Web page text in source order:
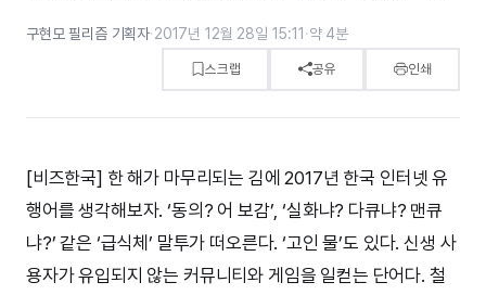
구현모 필리즘 기획자·2017년 12월 28일 15:11 ·약 4분
스크랩 공유 인쇄
[비즈한국] 한 해가 마무리되는 김에 2017년 한국 인터넷 유
행어를 생각해보자. ‘동의? 어 보감’, ‘실화냐? 다큐냐? 맨큐
냐?’ 같은 ‘급식체’ 말투가 떠오른다. ‘고인 물’도 있다. 신생 사
용자가 유입되지 않는 커뮤니티와 게임을 일컫는 단어다. 철